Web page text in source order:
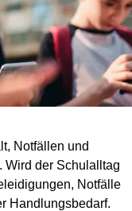
Notfällen und
Wird der Schulalltag
Notfälle
Handlungsbedarf.